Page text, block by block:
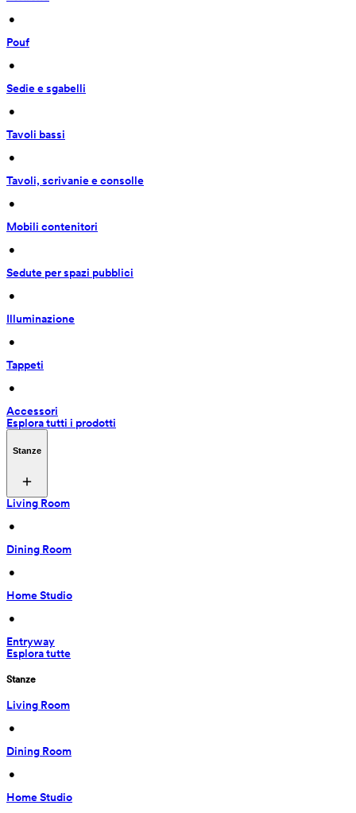
•
Pouf
•
Sedie e sgabelli
•
Tavoli bassi
•
Tavoli, scrivanie e consolle
•
Mobili contenitori
•
Sedute per spazi pubblici
•
Illuminazione
•
Tappeti
•
Accessori
Esplora tutti i prodotti
Stanze
Living Room
•
Dining Room
•
Home Studio
•
Entryway
Esplora tutte
Stanze
Living Room
•
Dining Room
•
Home Studio